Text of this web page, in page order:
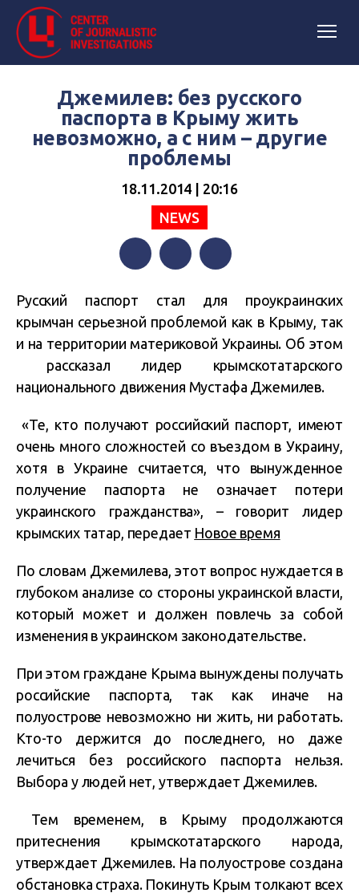
Джемилев: без русского
паспорта в Крыму жить
невозможно, а с ним – другие
проблемы
18.11.2014 | 20:16
NEWS
Русский паспорт стал для проукраинских
крымчан серьезной проблемой как в Крыму, так
и на территории материковой Украины. Об этом
рассказал лидер крымскотатарского
национального движения Мустафа Джемилев.
«Те, кто получают российский паспорт, имеют
очень много сложностей со въездом в Украину,
хотя в Украине считается, что вынужденное
получение паспорта не означает потери
украинского гражданства», – говорит лидер
крымских татар, передает Новое время
По словам Джемилева, этот вопрос нуждается в
глубоком анализе со стороны украинской власти,
который может и должен повлечь за собой
изменения в украинском законодательстве.
При этом граждане Крыма вынуждены получать
российские паспорта, так как иначе на
полуострове невозможно ни жить, ни работать.
Кто-то держится до последнего, но даже
лечиться без российского паспорта нельзя.
Выбора у людей нет, утверждает Джемилев.
Тем временем, в Крыму продолжаются
притеснения крымскотатарского народа,
утверждает Джемилев. На полуострове создана
обстановка страха. Покинуть Крым толкают всех